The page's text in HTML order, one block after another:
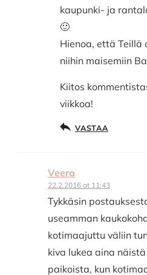
kaupunki- ja
🙂
Hienoa, että Teillä
niihin maisemiin
Kiitos
viikkoa!
VASTAA
Veera
22.2.2016 at 11:43
Tykkäsin
useamman
kotimaajuttu väliin
kiva lukea aina
paikoista, kun